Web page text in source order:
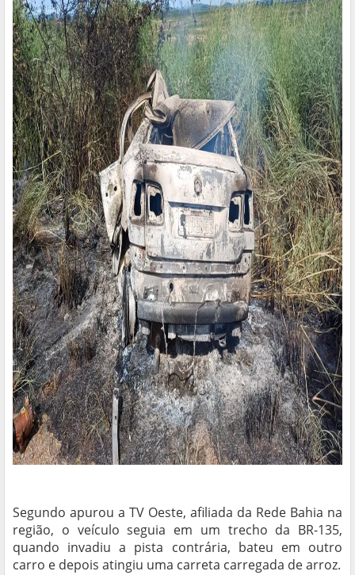
Segundo apurou a TV Oeste, afiliada da Rede Bahia na
região, o veículo seguia em um trecho da BR-135,
quando invadiu a pista contrária, bateu em outro
carro e depois atingiu uma carreta carregada de arroz.